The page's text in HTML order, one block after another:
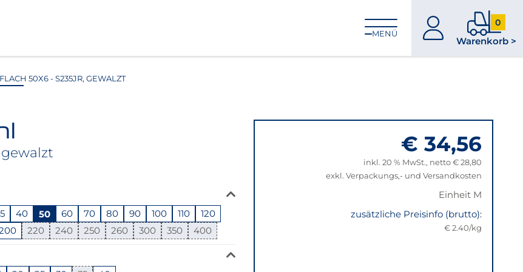
MENÜ
zum
0
Warenkorb >
0
im
FLACH 50X6 - S235JR, GEWALZT
gewalzt
40 50 60 70 80 90 100 110
120
220 240 250 260 300 350 400
€ 34,56
inkl. 20 % MwSt., netto € 28,80
exkl. Verpackungs,- und Versandkosten
Einheit M
zusätzliche Preisinfo (brutto):
€ 2.40/kg